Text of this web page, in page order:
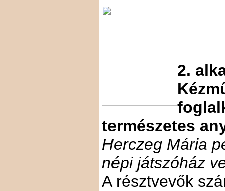
2.
természetes
Herczeg Mária
népi játszóház
A résztvevők